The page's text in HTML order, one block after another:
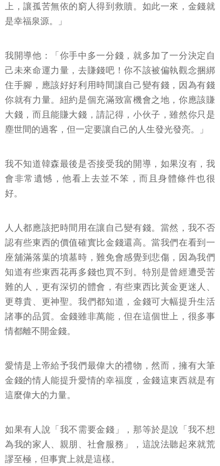
上，讓孤苦無依的窮人得到救贖。如此一來，金錢就
是幸福泉源。」
我開導他：「你手中多一分錢，就多加了一分決定自
己未來命運力量，去賺錢吧！你不該被偏執觀念捆綁
住手腳，應該好好利用時間讓自己變有錢，因為有錢
你就有力量。紐約是個充滿致富機會之地，你應該賺
大錢，而且能賺大錢，請記得，小伙子，雖然你只是
塵世間的過客，但一定要讓自己的人生發光發亮。」
我不知道韓森最後是否接受我的開導，如果沒有，我
會非常遺憾，他看上去並不笨，而且身體條件也很
好。
人人都應該把時間用在讓自己變有錢。當然，我不否
認有些東西的價值確實比金錢還高。當我們在看到一
座舖滿落葉的墳墓時，難免會感覺到悲傷，因為我們
知道有些東西花再多錢也買不到。特別是曾經遭受苦
難的人，更有深切的體會，有些東西比黃金更迷人、
更尊貴、更神聖。我們都知道，金錢可大幅提升生活
諸事的品質。金錢雖非萬能，但在這個世上，很多事
情都離不開金錢。
愛情是上帝給予我們最偉大的禮物，然而，擁有大筆
金錢的情人能提升愛情的幸福度，金錢這東西就是有
這麼偉大的力量。
如果有人說「我不需要金錢」，那等於是說「我不想
為我的家人、親朋、社會服務」，這說法聽起來就荒
謬至極，但事實上就是這樣。